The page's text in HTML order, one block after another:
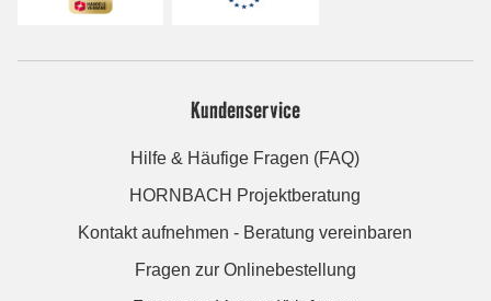
Kundenservice
Hilfe & Häufige Fragen (FAQ)
HORNBACH Projektberatung
Kontakt aufnehmen - Beratung vereinbaren
Fragen zur Onlinebestellung